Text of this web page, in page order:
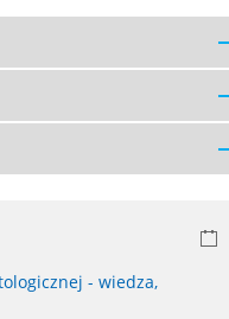
- wiedza,